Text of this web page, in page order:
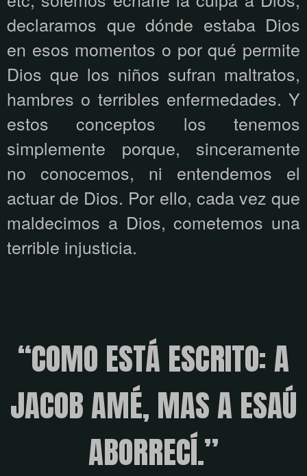
declaramos que dónde estaba Dios
en esos momentos o por qué permite
Dios que los niños sufran maltratos,
hambres o terribles enfermedades. Y
estos conceptos los tenemos
simplemente porque, sinceramente
no conocemos, ni entendemos el
actuar de Dios. Por ello, cada vez que
maldecimos a Dios, cometemos una
terrible injusticia.
“COMO ESTÁ ESCRITO: A
JACOB AMÉ, MAS A ESAÚ
ABORRECÍ.”